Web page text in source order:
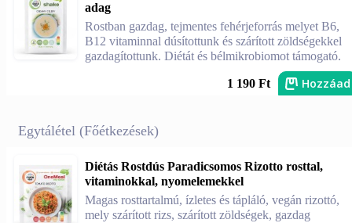
adag
Rostban gazdag, tejmentes fehérjeforrás melyet B6,
B12 vitaminnal dúsítottunk és szárított zöldségekkel
gazdagítottunk. Diétát és bélmikrobiomot támogató.
1 190 Ft Hozzáad
Egytálétel (Főétkezések)
Diétás Rostdús Paradicsomos Rizotto rosttal,
vitaminokkal, nyomelemekkel
Magas rosttartalmú, ízletes és tápláló, vegán rizottó,
mely szárított rizs, szárított zöldségek, gazdag